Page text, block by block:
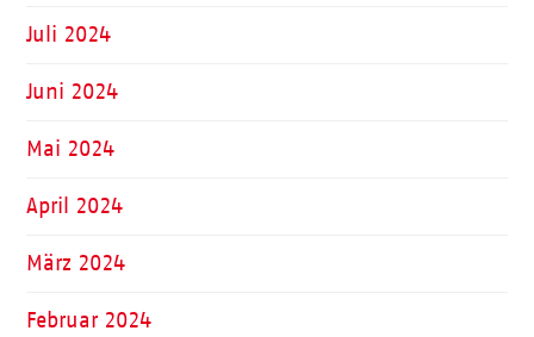
Juli 2024
Juni 2024
Mai 2024
April 2024
März 2024
Februar 2024